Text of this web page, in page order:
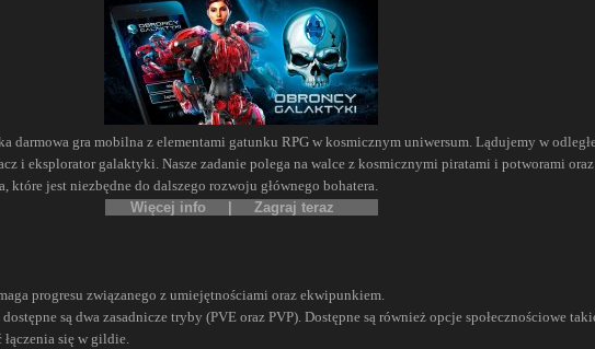
darmowa gra mobilna z elementami gatunku RPG w kosmicznym uniwersum. Lądujemy w
i eksplorator galaktyki. Nasze zadanie polega na walce z kosmicznymi piratami i potworami oraz
które jest niezbędne do dalszego rozwoju głównego bohatera.
Więcej info
Zagraj teraz
progresu związanego z umiejętnościami oraz ekwipunkiem.
są dwa zasadnicze tryby (PVE oraz PVP). Dostępne są również opcje społecznościowe
się w gildie.